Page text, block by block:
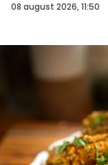
08 august 2026, 11:50